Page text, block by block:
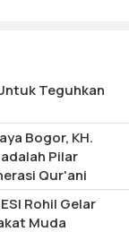
Teguhkan
Bogor, KH.
Pilar
Qur'ani
Rohil Gelar
Muda